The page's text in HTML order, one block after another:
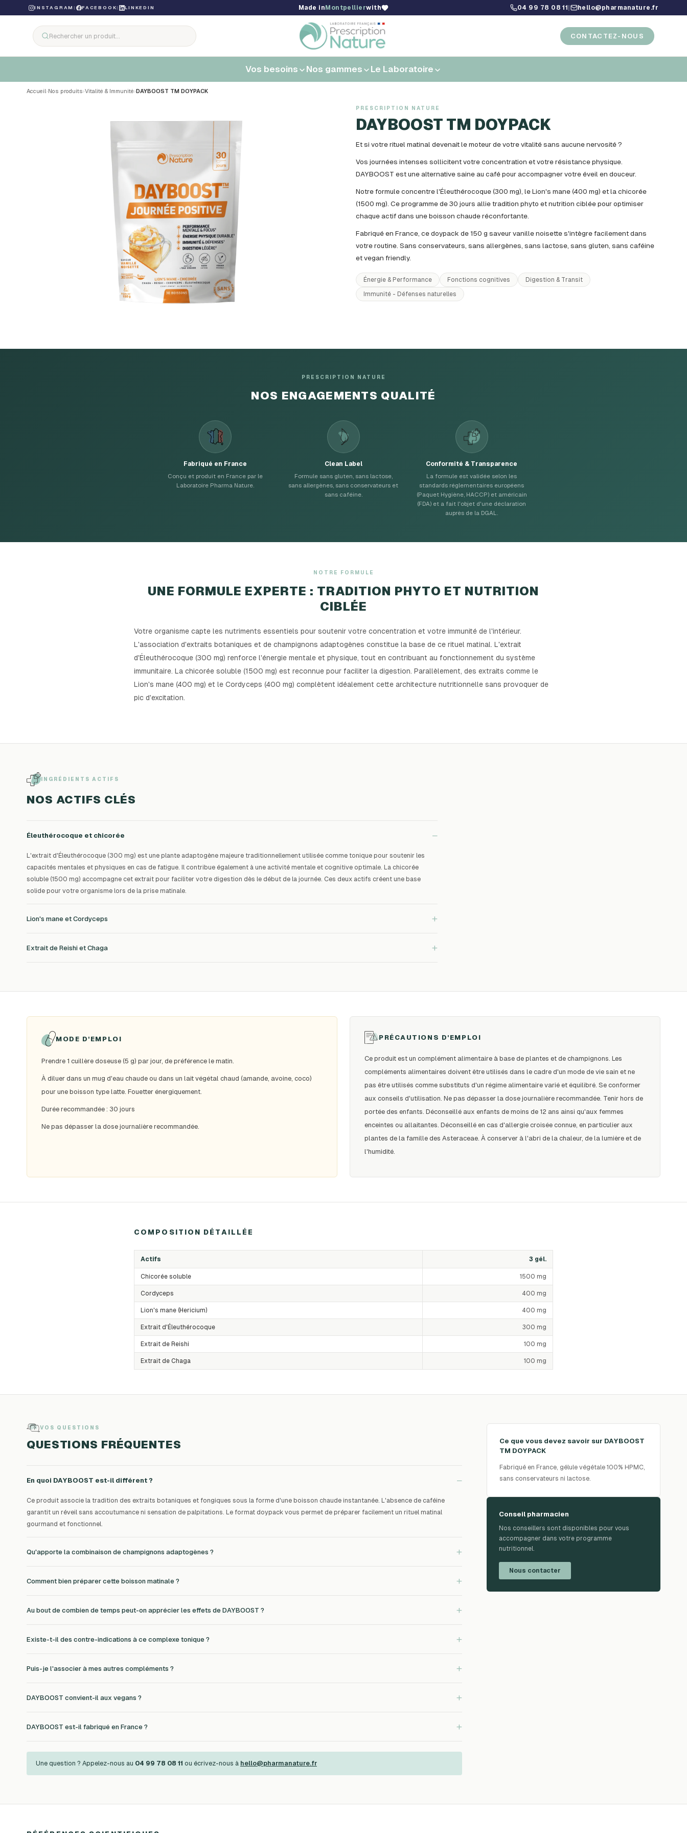
INSTAGRAM | FACEBOOK | LINKEDIN Made in Montpellierwith 04 99 78 08 11 hello@pharmanature.fr
CONTACTEZ-NOUS
Vos besoins Nos gammes Le Laboratoire
Accueil›Nos produits›Vitalité & Immunité›DAYBOOST TM DOYPACK
PRESCRIPTION NATURE
DAYBOOST TM DOYPACK
Et si votre rituel matinal devenait le moteur de votre vitalité sans aucune nervosité ?
Vos journées intenses sollicitent votre concentration et votre résistance physique.
DAYBOOST est une alternative saine au café pour accompagner votre éveil en douceur.
Notre formule concentre l'Éleuthérocoque (300 mg), le Lion's mane (400 mg) et la chicorée
(1500 mg). Ce programme de 30 jours allie tradition phyto et nutrition ciblée pour optimiser
chaque actif dans une boisson chaude réconfortante.
Fabriqué en France, ce doypack de 150 g saveur vanille noisette s'intègre facilement dans
votre routine. Sans conservateurs, sans allergènes, sans lactose, sans gluten, sans caféine
et vegan friendly.
Énergie & Performance Fonctions cognitives
Digestion & Transit
Immunité - Défenses naturelles
PRESCRIPTION NATURE
NOS ENGAGEMENTS QUALITÉ
Fabriqué en France
Conçu et produit en France par le
Laboratoire Pharma Nature.
Clean Label
Formule sans gluten, sans lactose,
sans allergènes, sans conservateurs et
sans caféine.
Conformité & Transparence
La formule est validée selon les
standards réglementaires européens
(Paquet Hygiène, HACCP) et américain
(FDA) et a fait l'objet d'une déclaration
auprès de la DGAL.
NOTRE FORMULE
UNE FORMULE EXPERTE : TRADITION PHYTO ET NUTRITION
CIBLÉE
Votre organisme capte les nutriments essentiels pour soutenir votre concentration et votre immunité de l'intérieur.
L'association d'extraits botaniques et de champignons adaptogènes constitue la base de ce rituel matinal. L'extrait
d'Éleuthérocoque (300 mg) renforce l'énergie mentale et physique, tout en contribuant au fonctionnement du système
immunitaire. La chicorée soluble (1500 mg) est reconnue pour faciliter la digestion. Parallèlement, des extraits comme le
Lion's mane (400 mg) et le Cordyceps (400 mg) complètent idéalement cette architecture nutritionnelle sans provoquer de
pic d'excitation.
INGRÉDIENTS ACTIFS
NOS ACTIFS CLÉS
Éleuthérocoque et chicorée −
L'extrait d'Éleuthérocoque (300 mg) est une plante adaptogène majeure traditionnellement utilisée comme tonique pour soutenir les
capacités mentales et physiques en cas de fatigue. Il contribue également à une activité mentale et cognitive optimale. La chicorée
soluble (1500 mg) accompagne cet extrait pour faciliter votre digestion dès le début de la journée. Ces deux actifs créent une base
solide pour votre organisme lors de la prise matinale.
Lion's mane et Cordyceps +
Extrait de Reishi et Chaga +
MODE D'EMPLOI
Prendre 1 cuillère doseuse (5 g) par jour, de préférence le matin.
À diluer dans un mug d'eau chaude ou dans un lait végétal chaud (amande, avoine, coco)
pour une boisson type latte. Fouetter énergiquement.
Durée recommandée : 30 jours
Ne pas dépasser la dose journalière recommandée.
PRÉCAUTIONS D'EMPLOI
Ce produit est un complément alimentaire à base de plantes et de champignons. Les
compléments alimentaires doivent être utilisés dans le cadre d'un mode de vie sain et ne
pas être utilisés comme substituts d'un régime alimentaire varié et équilibré. Se conformer
aux conseils d'utilisation. Ne pas dépasser la dose journalière recommandée. Tenir hors de
portée des enfants. Déconseillé aux enfants de moins de 12 ans ainsi qu'aux femmes
enceintes ou allaitantes. Déconseillé en cas d'allergie croisée connue, en particulier aux
plantes de la famille des Asteraceae. À conserver à l'abri de la chaleur, de la lumière et de
l'humidité.
COMPOSITION DÉTAILLÉE
Actifs 3 gél.
Chicorée soluble 1500 mg
Cordyceps 400 mg
Lion's mane (Hericium) 400 mg
Extrait d'Éleuthérocoque 300 mg
Extrait de Reishi 100 mg
Extrait de Chaga 100 mg
VOS QUESTIONS
QUESTIONS FRÉQUENTES
En quoi DAYBOOST est-il différent ? −
Ce produit associe la tradition des extraits botaniques et fongiques sous la forme d'une boisson chaude instantanée. L'absence de caféine
garantit un réveil sans accoutumance ni sensation de palpitations. Le format doypack vous permet de préparer facilement un rituel matinal
gourmand et fonctionnel.
Qu'apporte la combinaison de champignons adaptogènes ? +
Comment bien préparer cette boisson matinale ? +
Au bout de combien de temps peut-on apprécier les effets de DAYBOOST ? +
Existe-t-il des contre-indications à ce complexe tonique ? +
Puis-je l'associer à mes autres compléments ? +
DAYBOOST convient-il aux vegans ? +
DAYBOOST est-il fabriqué en France ? +
Une question ? Appelez-nous au 04 99 78 08 11 ou écrivez-nous à hello@pharmanature.fr
Ce que vous devez savoir sur DAYBOOST
TM DOYPACK
Fabriqué en France, gélule végétale 100% HPMC,
sans conservateurs ni lactose.
Conseil pharmacien
Nos conseillers sont disponibles pour vous
accompagner dans votre programme
nutritionnel.
Nous contacter